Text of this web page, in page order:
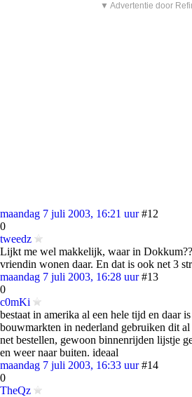
▼ Advertentie door
maandag 7 juli 2003, 16:21 uur #12
0
tweedz
Lijkt me wel makkelijk, waar in
vriendin wonen daar. En dat is ook net 3
maandag 7 juli 2003, 16:28 uur #13
0
c0mKi
bestaat in amerika al een hele tijd en daar
bouwmarkten in nederland gebruiken dit
net bestellen, gewoon binnenrijden lijstje
en weer naar buiten. ideaal
maandag 7 juli 2003, 16:33 uur #14
0
TheQz